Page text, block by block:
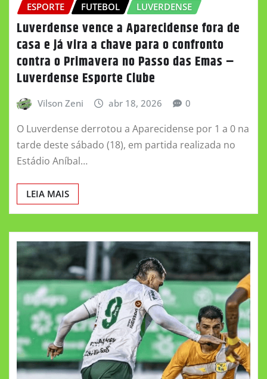
ESPORTE FUTEBOL LUVERDENSE
Luverdense vence a Aparecidense fora de
casa e já vira a chave para o confronto
contra o Primavera no Passo das Emas –
Luverdense Esporte Clube
Vilson Zeni abr 18, 2026 0
O Luverdense derrotou a Aparecidense por 1 a 0 na
tarde deste sábado (18), em partida realizada no
Estádio Aníbal…
LEIA MAIS